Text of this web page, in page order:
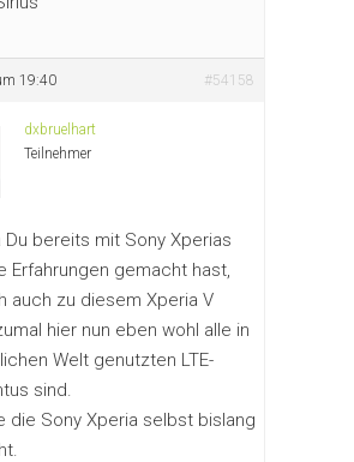
19:40 #54158
dxbruelhart
Teilnehmer
Du bereits mit Sony Xperias
Erfahrungen gemacht hast,
auch zu diesem Xperia V
hier nun eben wohl alle in
Welt genutzten LTE-
sind.
die Sony Xperia selbst bislang